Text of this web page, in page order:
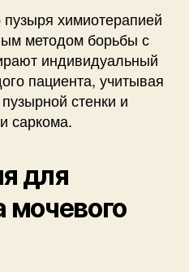
химиотерапией
методом борьбы с
индивидуальный
пациента, учитывая
стенки и
саркома.
для
мочевого